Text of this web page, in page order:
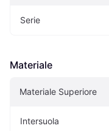
Serie
Materiale
Materiale Superiore
Intersuola